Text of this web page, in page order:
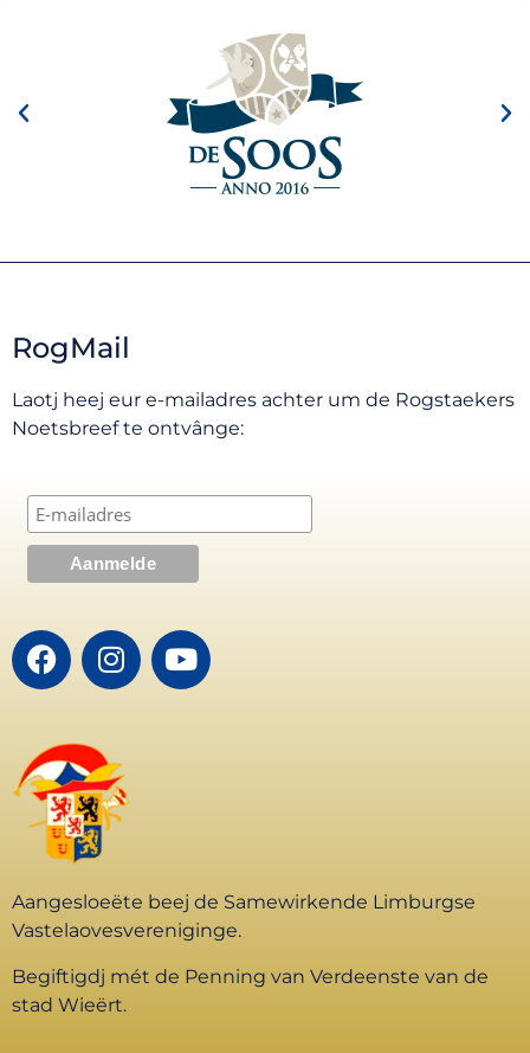
RogMail
Laotj heej eur e-mailadres achter um de Rogstaekers
Noetsbreef te ontvânge:
Aangesloeëte beej de Samewirkende Limburgse
Vastelaovesvereniginge.
Begiftigdj mét de Penning van Verdeenste van de
stad Wieërt.